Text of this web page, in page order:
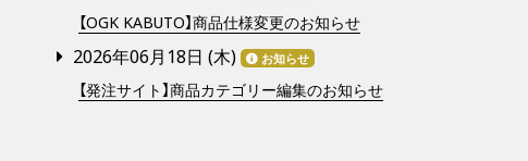
【OGK KABUTO】商品仕様変更のお知らせ
2026年06月18日 (木) お知らせ
【発注サイト】商品カテゴリー編集のお知らせ